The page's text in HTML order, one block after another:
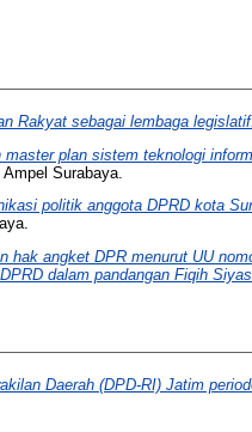
Rakyat sebagai lembaga
master plan sistem teknologi
Surabaya.
politik anggota DPRD kota
hak angket DPR menurut UU
dalam pandangan Fiqih
Daerah (DPD-RI) Jatim